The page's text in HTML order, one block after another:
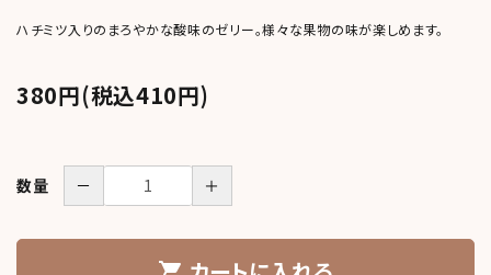
ハチミツ入りのまろやかな酸味のゼリー。様々な果物の味が楽しめます。
380円(税込410円)
数量 － ＋